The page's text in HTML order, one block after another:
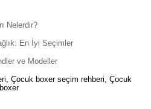
Nelerdir?
En İyi Seçimler
ve Modeller
Çocuk boxer seçim rehberi, Çocuk